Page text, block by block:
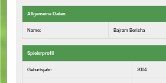
Allgemeine Daten
Name: Bajram Berisha
Spielerprofil
Geburtsjahr: 2004